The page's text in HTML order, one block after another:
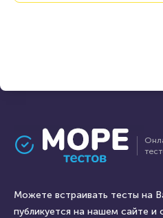
Можете встраивать тесты на
публикуется на нашем сайте и